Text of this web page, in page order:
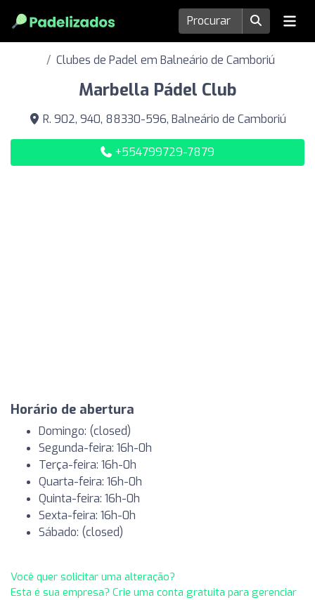
Clubes de Padel em Balneário de Camboriú
Marbella Pádel Club
R. 902, 940, 88330-596, Balneário de Camboriú
+554799729-7879
Horário de abertura
Domingo: (closed)
Segunda-feira: 16h-0h
Terça-feira: 16h-0h
Quarta-feira: 16h-0h
Quinta-feira: 16h-0h
Sexta-feira: 16h-0h
Sábado: (closed)
Você quer solicitar uma alteração?
Esta é sua empresa? Crie uma conta gratuita para gerenciar